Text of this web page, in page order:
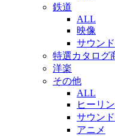
鉄道
ALL
映像
サウンド
特選カタログ
洋楽
その他
ALL
ヒーリ
サウン
アニメ